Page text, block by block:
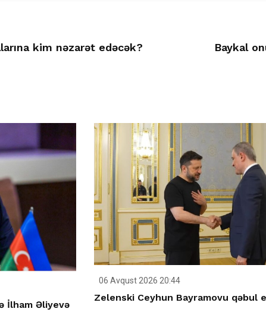
kim nəzarət edəcək? Baykal
İlham Əliyevə
06 Avqust 2026 20:44
Zelenski Ceyhun Bayramovu qəbul